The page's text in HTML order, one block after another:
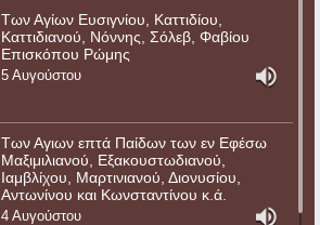
Των Αγίων Ευσιγνίου, Καττιδίου,
Καττιδιανού, Νόννης, Σόλεβ, Φαβίου
Επισκόπου Ρώμης
5 Αυγούστου
Των Αγιων επτά Παίδων των εν Εφέσω
Μαξιμιλιανού, Εξακουστωδιανού,
Ιαμβλίχου, Μαρτινιανού, Διονυσίου,
Αντωνίνου και Κωνσταντίνου κ.ά.
4 Αυγούστου